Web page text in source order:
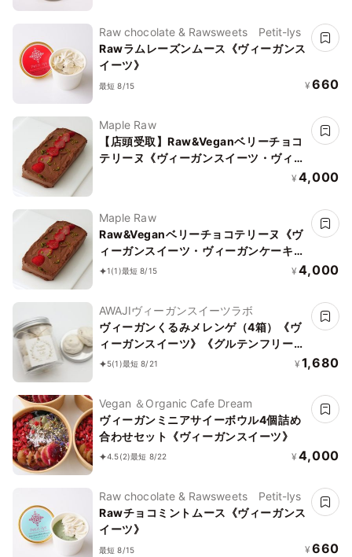
Raw chocolate & Rawsweets Petit-lys
Rawラムレーズンムース《ヴィーガンス
イーツ》
最短 8/15 ¥ 660
Maple Raw
【店頭受取】Raw&Veganベリーチョコ
テリーヌ《ヴィーガンスイーツ・ヴィー
¥ 4,000
Maple Raw
Raw&Veganベリーチョコテリーヌ《ヴ
ィーガンスイーツ・ヴィーガンケーキ》
《ロースイーツ》
1(1)最短 8/15 ¥ 4,000
AWAJIヴィーガンスイーツラボ
ヴィーガンくるみメレンゲ（4箱）《ヴ
ィーガンスイーツ》《グルテンフリー》
《アレルギー考慮》
5(1)最短 8/21 ¥ 1,680
Vegan ＆Organic Cafe Dream
ヴィーガンミニアサイーボウル4個詰め
合わせセット《ヴィーガンスイーツ》
4.5(2)最短 8/22 ¥ 4,000
Raw chocolate & Rawsweets Petit-lys
Rawチョコミントムース《ヴィーガンス
イーツ》
最短 8/15 ¥ 660